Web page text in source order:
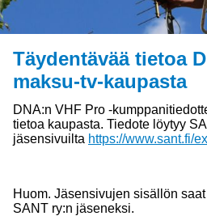
Täydentävää tietoa
maksu-tv-kaupasta
DNA:n VHF Pro -
tietoa kaupasta. Tiedote löytyy
jäsensivuilta https://www.sant.fi/
Huom. Jäsensivujen sisällön
SANT ry:n jäseneksi.